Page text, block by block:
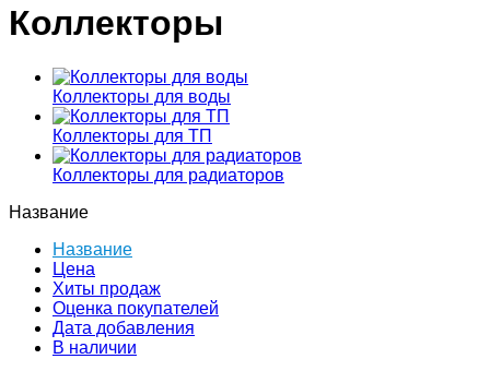
Коллекторы
Коллекторы для воды
Коллекторы для ТП
Коллекторы для радиаторов
Название
Название
Цена
Хиты продаж
Оценка покупателей
Дата добавления
В наличии